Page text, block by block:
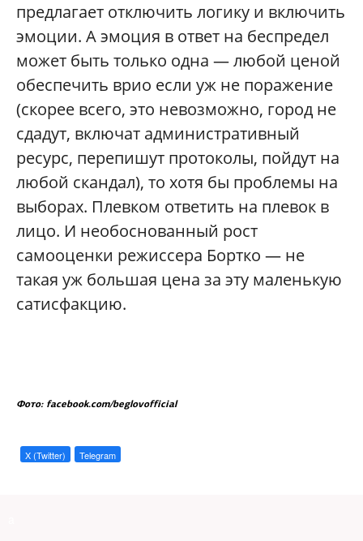
предлагает отключить логику и включить
эмоции. А эмоция в ответ на беспредел
может быть только одна — любой ценой
обеспечить врио если уж не поражение
(скорее всего, это невозможно, город не
сдадут, включат административный
ресурс, перепишут протоколы, пойдут на
любой скандал), то хотя бы проблемы на
выборах. Плевком ответить на плевок в
лицо. И необоснованный рост
самооценки режиссера Бортко — не
такая уж большая цена за эту маленькую
сатисфакцию.
Фото: facebook.com/beglovofficial
X (Twitter) Telegram